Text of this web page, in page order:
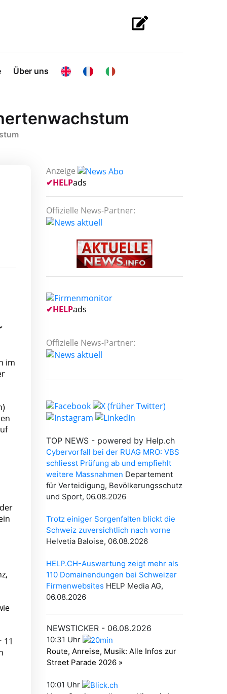
Über uns
im
11
Anzeige
✔HELPads
Offizielle News-Partner:
✔HELPads
Offizielle News-Partner: